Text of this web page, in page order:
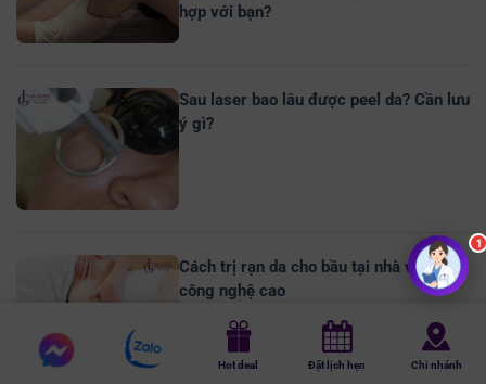
hợp với bạn?
Sau laser bao lâu được peel da? Cần lưu
ý gì?
Cách trị rạn da cho bầu tại nhà và Laser
công nghệ cao
Chat
m
essenger Chat Hot deal Đặt lịch hẹn Chi nhánh